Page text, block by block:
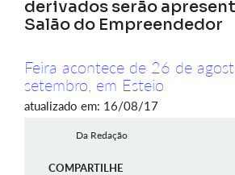
derivados serão
Salão do Empreendedor
Feira acontece de 26 de
setembro, em Esteio
atualizado em: 16/08/17
Da Redação
COMPARTILHE